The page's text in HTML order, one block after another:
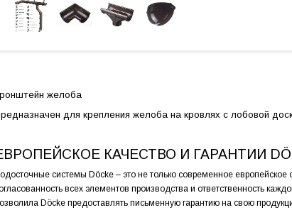
желоба
для крепления желоба на кровлях с лобовой
КАЧЕСТВО И ГАРАНТИИ
системы Döcke – это не только современное
всех элементов производства и ответственность
Döcke предоставлять письменную гарантию на свою